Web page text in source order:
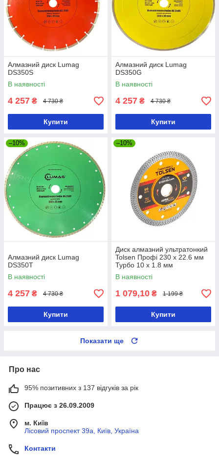
Алмазний диск Lumag
DS350S
В наявності
4 257 ₴ 4 730 ₴
Купити
Алмазний диск Lumag
DS350G
В наявності
4 257 ₴ 4 730 ₴
Купити
–10%
Алмазний диск Lumag
DS350T
В наявності
4 257 ₴ 4 730 ₴
Купити
–10%
Диск алмазний ультратонкий
Tolsen Профі 230 х 22.6 мм
Турбо 10 х 1.8 мм
В наявності
1 079,10 ₴ 1 199 ₴
Купити
Показати ще
Про нас
95% позитивних з 137 відгуків за рік
Працює з 26.09.2009
м. Київ
Лісовий проспект 39а, Київ, Україна
Контакти